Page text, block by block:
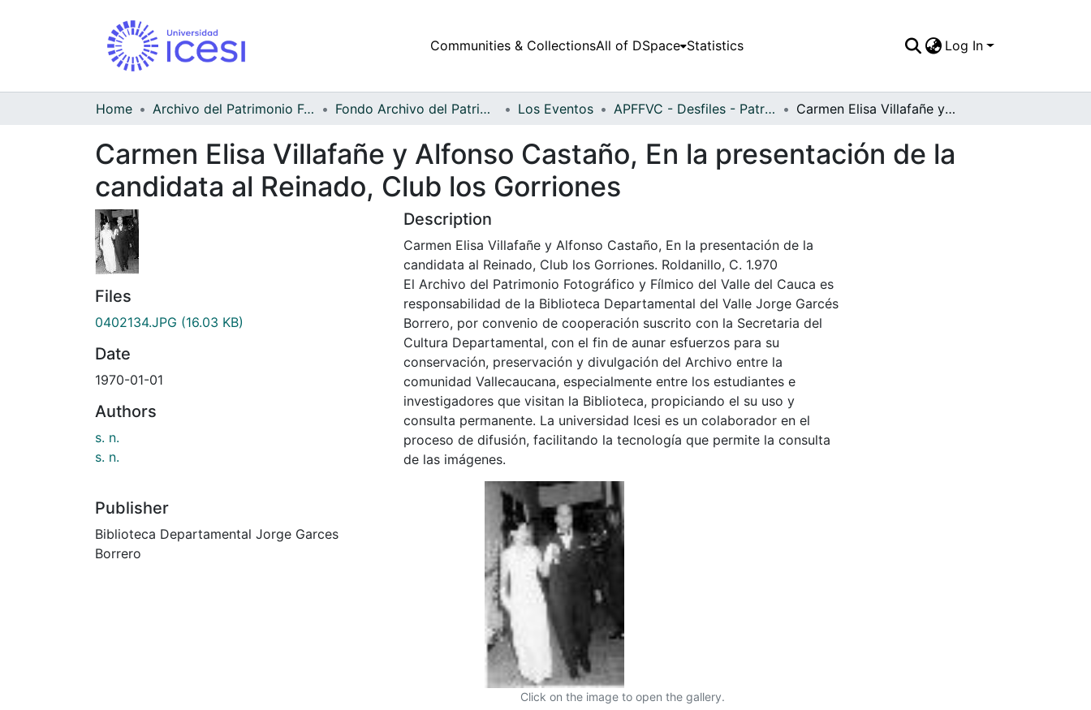
Communities & CollectionsAll of DSpace Statistics Log In
Home Archivo del Patrimonio Fotográfico y Fílmico del Valle del Cauca Fondo Archivo del Patrimonio Fotográfico y Fílmico del Valle del Cauca Los Eventos APFFVC - Desfiles - Patrimonial Carmen Elisa Villafañe y Alfonso Castaño, En la presentación de la candidata al Reinado, Club los Gorriones
Carmen Elisa Villafañe y Alfonso Castaño, En la presentación de la
candidata al Reinado, Club los Gorriones
Files
0402134.JPG (16.03 KB)
Date
1970-01-01
Authors
s. n.
s. n.
Publisher
Biblioteca Departamental Jorge Garces
Borrero
Description
Carmen Elisa Villafañe y Alfonso Castaño, En la presentación de la
candidata al Reinado, Club los Gorriones. Roldanillo, C. 1.970
El Archivo del Patrimonio Fotográfico y Fílmico del Valle del Cauca es
responsabilidad de la Biblioteca Departamental del Valle Jorge Garcés
Borrero, por convenio de cooperación suscrito con la Secretaria del
Cultura Departamental, con el fin de aunar esfuerzos para su
conservación, preservación y divulgación del Archivo entre la
comunidad Vallecaucana, especialmente entre los estudiantes e
investigadores que visitan la Biblioteca, propiciando el su uso y
consulta permanente. La universidad Icesi es un colaborador en el
proceso de difusión, facilitando la tecnología que permite la consulta
de las imágenes.
Click on the image to open the gallery.